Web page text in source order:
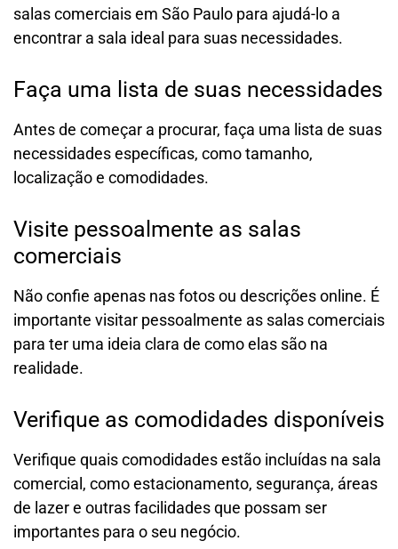
salas comerciais em São Paulo para ajudá-lo a
encontrar a sala ideal para suas necessidades.
Faça uma lista de suas necessidades
Antes de começar a procurar, faça uma lista de suas
necessidades específicas, como tamanho,
localização e comodidades.
Visite pessoalmente as salas
comerciais
Não confie apenas nas fotos ou descrições online. É
importante visitar pessoalmente as salas comerciais
para ter uma ideia clara de como elas são na
realidade.
Verifique as comodidades disponíveis
Verifique quais comodidades estão incluídas na sala
comercial, como estacionamento, segurança, áreas
de lazer e outras facilidades que possam ser
importantes para o seu negócio.